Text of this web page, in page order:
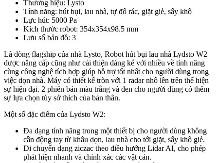
Thương hiệu: Lysto
Tính năng: hút bụi, lau nhà, tự đổ rác, giặt giẻ, sấy khô
Lực hút: 5000 Pa
Kích thước robot: 354x354x98.5 mm
Lưu số bản đồ: 3
Là dòng flagship của nhà Lysto, Robot hút bụi lau nhà Lydsto W2
được nâng cấp cũng như cải thiện đáng kể với nhiều về tính năng
cùng công nghệ tích hợp giúp hỗ trợ tốt nhất cho người dùng trong
việc dọn nhà. Máy có thiết kế tròn với 1 radar nhô lên trên thể hiện
sự hiện đại. 2 phiên bản màu trắng và đen cho người dùng có thêm
sự lựa chọn tùy sở thích của bản thân.
Một số đặc điểm của Lydsto W2:
Đa dạng tính năng trong một thiết bị cho người dùng không
cần động tay từ khâu dọn, lau nhà cho tới giặt, sấy khô giẻ.
Di chuyển dạng ziczac theo điều hướng Lidar AI, cho phép
phát hiện nhanh và chính xác các vật cản.